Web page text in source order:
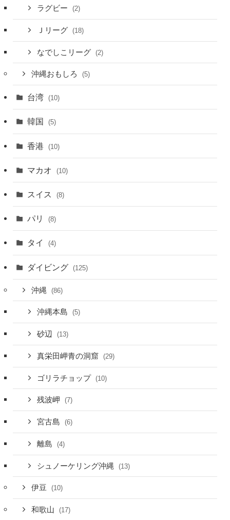
ラグビー (2)
Ｊリーグ (18)
なでしこリーグ (2)
沖縄おもしろ (5)
台湾 (10)
韓国 (5)
香港 (10)
マカオ (10)
スイス (8)
パリ (8)
タイ (4)
ダイビング (125)
沖縄 (86)
沖縄本島 (5)
砂辺 (13)
真栄田岬青の洞窟 (29)
ゴリラチョップ (10)
残波岬 (7)
宮古島 (6)
離島 (4)
シュノーケリング沖縄 (13)
伊豆 (10)
和歌山 (17)